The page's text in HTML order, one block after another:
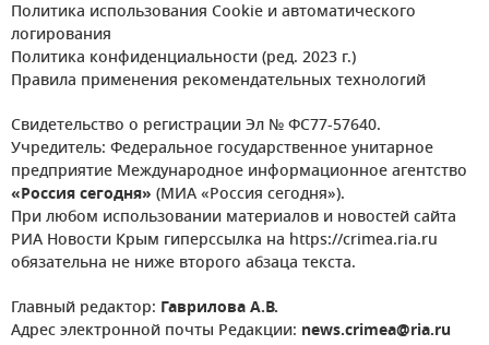
Политика использования Cookie и автоматического
логирования
Политика конфиденциальности (ред. 2023 г.)
Правила применения рекомендательных технологий
Свидетельство о регистрации Эл № ФС77-57640.
Учредитель: Федеральное государственное унитарное
предприятие Международное информационное агентство
«Россия сегодня» (МИА «Россия сегодня»).
При любом использовании материалов и новостей сайта
РИА Новости Крым гиперссылка на https://crimea.ria.ru
обязательна не ниже второго абзаца текста.
Главный редактор: Гаврилова А.В.
Адрес электронной почты Редакции: news.crimea@ria.ru